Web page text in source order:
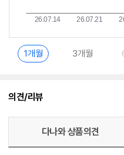
1개월 3개월
의견/리뷰
다나와 상품의견